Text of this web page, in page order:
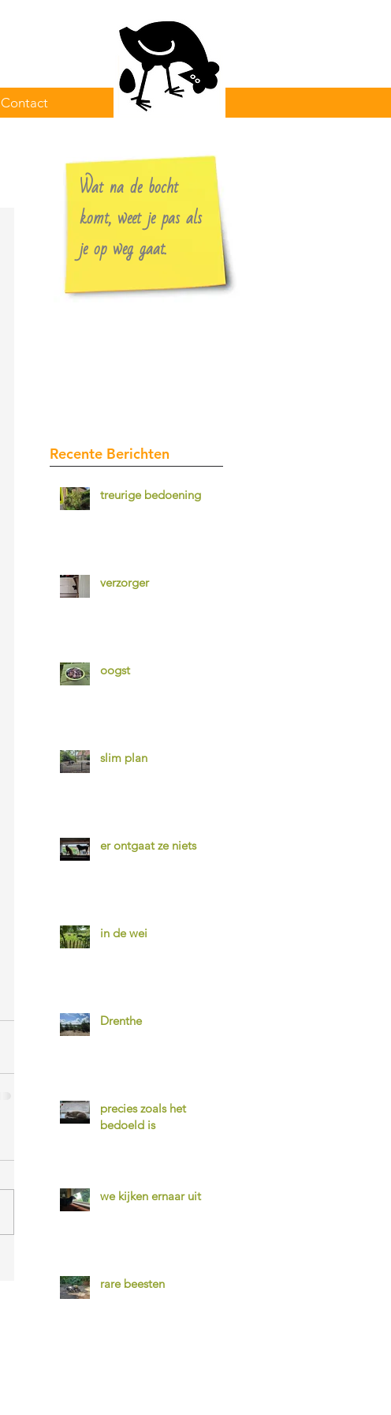
Contact
Wat na de bocht
komt, weet je pas als
je op weg gaat.
Recente Berichten
treurige bedoening
verzorger
oogst
slim plan
er ontgaat ze niets
in de wei
Drenthe
precies zoals het
bedoeld is
we kijken ernaar uit
rare beesten